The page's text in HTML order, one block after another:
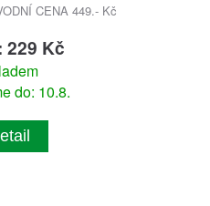
CENA 449.- Kč
229 Kč
do: 10.8.